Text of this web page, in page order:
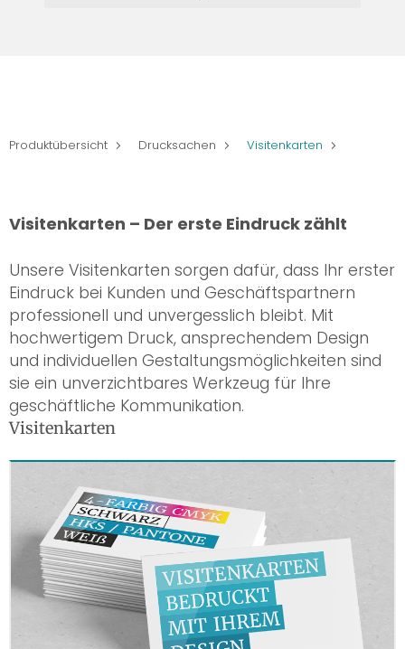
Produktübersicht Drucksachen Visitenkarten
Visitenkarten – Der erste Eindruck zählt
Unsere Visitenkarten sorgen dafür, dass Ihr erster
Eindruck bei Kunden und Geschäftspartnern
professionell und unvergesslich bleibt. Mit
hochwertigem Druck, ansprechendem Design
und individuellen Gestaltungsmöglichkeiten sind
sie ein unverzichtbares Werkzeug für Ihre
geschäftliche Kommunikation.
Visitenkarten